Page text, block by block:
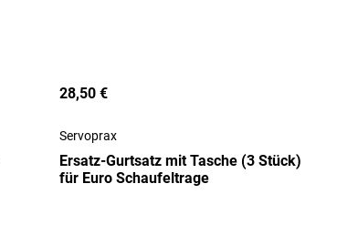
28,50 €
Servoprax
Ersatz-Gurtsatz mit Tasche (3 Stück)
für Euro Schaufeltrage